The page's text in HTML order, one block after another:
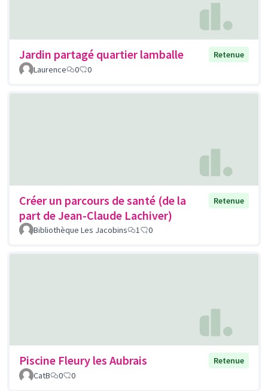
Jardin partagé quartier lamballe
Retenue
Laurence
0 0
Créer un parcours de santé (de la
part de Jean-Claude Lachiver)
Retenue
Bibliothèque Les Jacobins 1 0
Piscine Fleury les Aubrais
Retenue
CatB
0 0